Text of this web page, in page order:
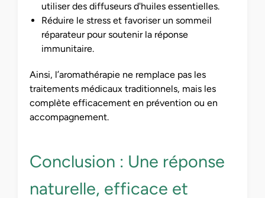
utiliser des diffuseurs d'huiles essentielles.
Réduire le stress et favoriser un sommeil
réparateur pour soutenir la réponse
immunitaire.
Ainsi, l’aromathérapie ne remplace pas les
traitements médicaux traditionnels, mais les
complète efficacement en prévention ou en
accompagnement.
Conclusion : Une réponse
naturelle, efficace et